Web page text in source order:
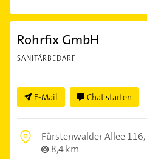
Rohrfix GmbH
SANITÄRBEDARF
E-Mail Chat starten
Fürstenwalder Allee 116,
8,4 km